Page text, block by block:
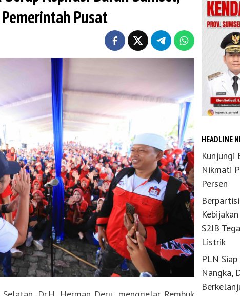
Pusat
HEADLINE
Kunjungi
Nikmati
Persen
S2JB
Listrik
PLN
Nangka,